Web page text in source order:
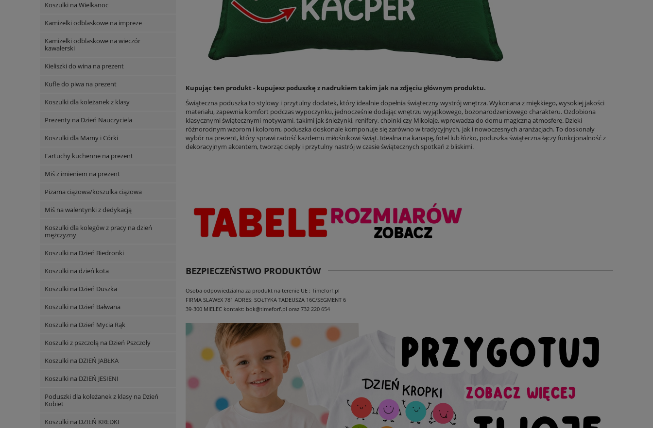
Koszulki na Wielkanoc
Kamizelki odblaskowe na impreze
Kamizelki odblaskowe na wieczór
kawalerski
Kieliszki do wina na prezent
Kufle do piwa na prezent
Koszulki dla koleżanek z klasy
Prezenty na Dzień Nauczyciela
Koszulki dla Mamy i Córki
Fartuchy kuchenne na prezent
Miś z imieniem na prezent
Piżama ciążowa/koszulka ciążowa
Miś na walentynki z dedykacją
Koszulki dla kolegów z pracy na dzień
mężczyzny
Koszulki na Dzień Biedronki
Koszulki na dzień kota
Koszulki na Dzień Duszka
Koszulki na Dzień Bałwana
Koszulki na Dzień Mycia Rąk
Koszulki z pszczołą na Dzień Pszczoły
Koszulki na DZIEŃ JABŁKA
Koszulki na DZIEŃ JESIENI
Poduszki dla koleżanek z klasy na Dzień
Kobiet
Koszulki na DZIEŃ KREDKI
Kupując ten produkt - kupujesz poduszkę z nadrukiem takim jak na zdjęciu głównym produktu.
Świąteczna poduszka to stylowy i przytulny dodatek, który idealnie dopełnia świąteczny wystrój wnętrza. Wykonana z miękkiego, wysokiej jakości
materiału, zapewnia komfort podczas wypoczynku, jednocześnie dodając wnętrzu wyjątkowego, bożonarodzeniowego charakteru. Ozdobiona
klasycznymi świątecznymi motywami, takimi jak śnieżynki, renifery, choinki czy Mikołaje, wprowadza do domu magiczną atmosferę. Dzięki
różnorodnym wzorom i kolorom, poduszka doskonale komponuje się zarówno w tradycyjnych, jak i nowoczesnych aranżacjach. To doskonały
wybór na prezent, który sprawi radość każdemu miłośnikowi świąt. Idealna na kanapę, fotel lub łóżko, poduszka świąteczna łączy funkcjonalność z
dekoracyjnym akcentem, tworząc ciepły i przytulny nastrój w czasie świątecznych spotkań z bliskimi.
BEZPIECZEŃSTWO PRODUKTÓW
Osoba odpowiedzialna za produkt na terenie UE : Timeforf.pl
FIRMA SLAWEX 781 ADRES: SOŁTYKA TADEUSZA 16C/SEGMENT 6
39-300 MIELEC kontakt: bok@timeforf.pl oraz 732 220 654